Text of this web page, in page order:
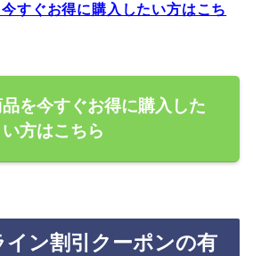
すぐお得に購入したい方はこち
を今すぐお得に購入した
い方はこちら
イン割引クーポンの有